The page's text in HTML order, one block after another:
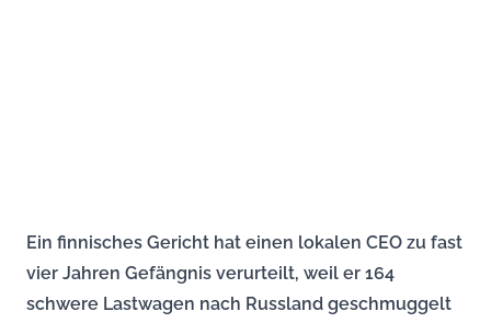
Ein finnisches Gericht hat einen lokalen CEO zu fast
vier Jahren Gefängnis verurteilt, weil er 164
schwere Lastwagen nach Russland geschmuggelt